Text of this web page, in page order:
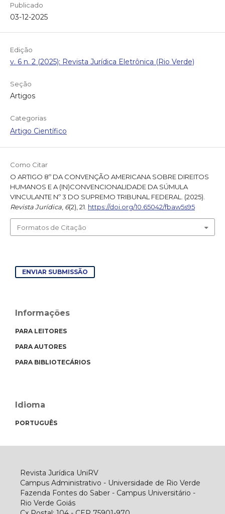
Publicado
03-12-2025
Edição
v. 6 n. 2 (2025): Revista Jurídica Eletrônica (Rio Verde)
Seção
Artigos
Categorias
Artigo Científico
Como Citar
O ARTIGO 8º DA CONVENÇÃO AMERICANA SOBRE DIREITOS
HUMANOS E A (IN)CONVENCIONALIDADE DA SÚMULA
VINCULANTE Nº 3 DO SUPREMO TRIBUNAL FEDERAL. (2025).
Revista Jurídica, 6(2), 21. https://doi.org/10.65042/fbaw5s95
Formatos de Citação
ENVIAR SUBMISSÃO
Informações
PARA LEITORES
PARA AUTORES
PARA BIBLIOTECÁRIOS
Idioma
PORTUGUÊS
Revista Jurídica UniRV
Campus Administrativo - Universidade de Rio Verde
Fazenda Fontes do Saber - Campus Universitário -
Rio Verde Goiás